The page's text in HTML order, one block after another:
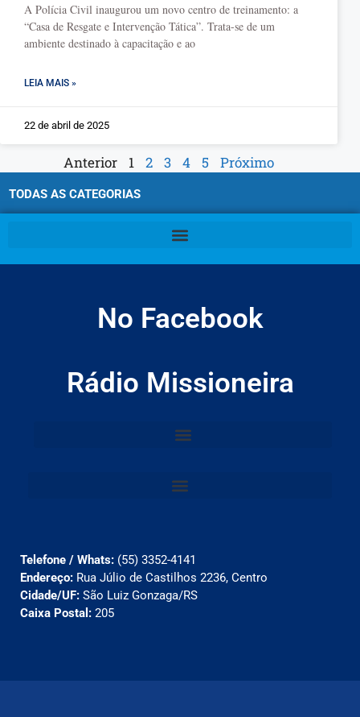
A Polícia Civil inaugurou um novo centro de treinamento: a
“Casa de Resgate e Intervenção Tática”. Trata-se de um
ambiente destinado à capacitação e ao
LEIA MAIS »
22 de abril de 2025
Anterior 1 2 3 4 5 Próximo
TODAS AS CATEGORIAS
No Facebook
Rádio Missioneira
Telefone / Whats: (55) 3352-4141
Endereço: Rua Júlio de Castilhos 2236, Centro
Cidade/UF: São Luiz Gonzaga/RS
Caixa Postal: 205